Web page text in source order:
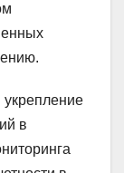
укрепление
в